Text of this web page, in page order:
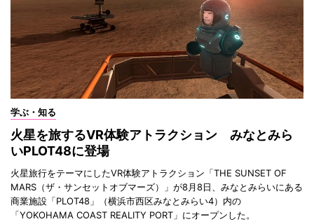
学ぶ・知る
火星を旅するVR体験アトラクション みなとみら
いPLOT48に登場
火星旅行をテーマにしたVR体験アトラクション「THE SUNSET OF
MARS（ザ・サンセットオブマーズ）」が8月8日、みなとみらいにある
商業施設「PLOT48」（横浜市西区みなとみらい4）内の
「YOKOHAMA COAST REALITY PORT」にオープンした。